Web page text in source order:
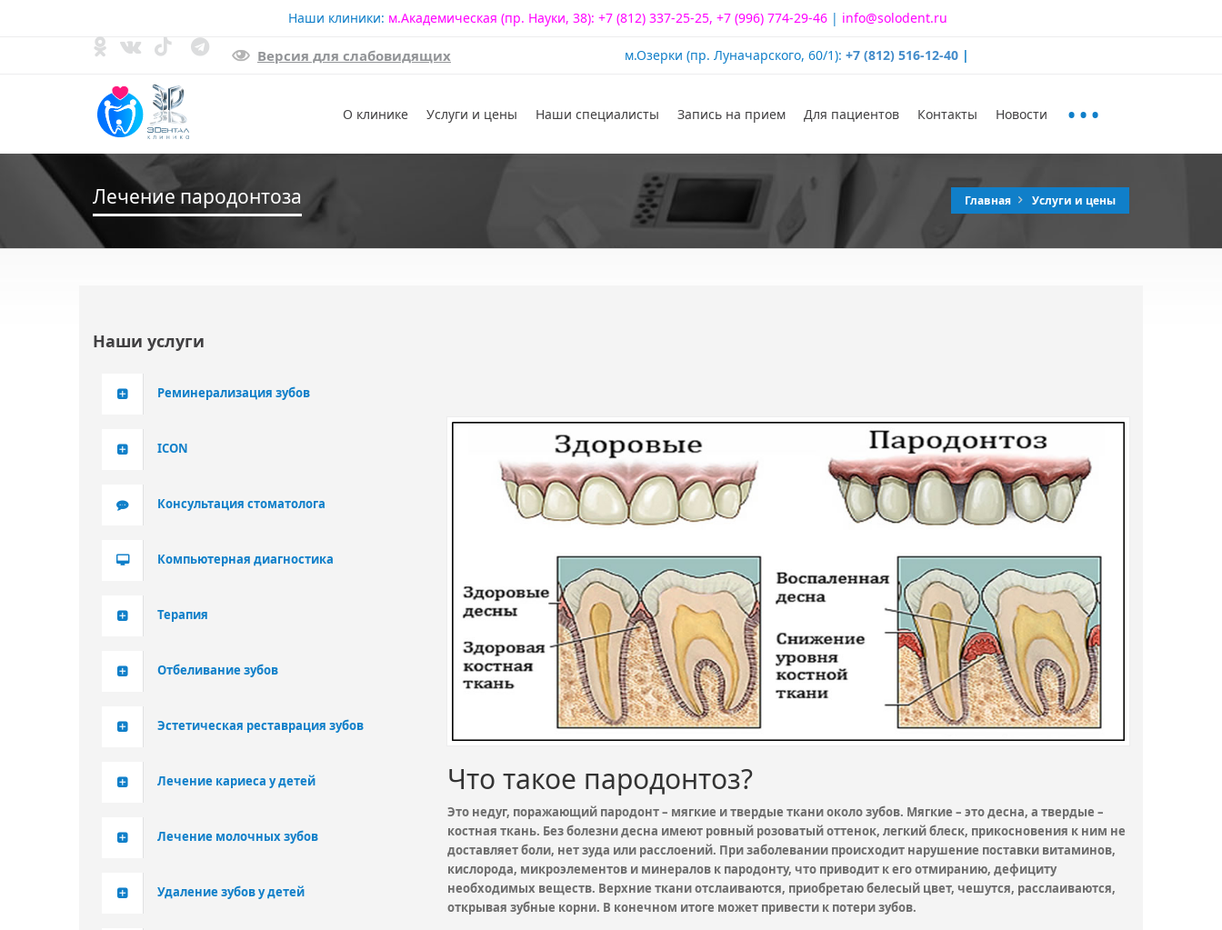
Наши клиники: м.Академическая (пр. Науки, 38): +7 (812) 337-25-25, +7 (996) 774-29-46 | info@solodent.ru
Версия для слабовидящих
Доступная среда
м.Озерки (пр. Луначарского, 60/1): +7 (812) 516-12-40 |
О клинике
Услуги и цены Наши специалисты Запись на прием Для пациентов Контакты Новости ...
Лечение пародонтоза Главная Услуги и цены
Наши услуги
Реминерализация зубов
ICON
Консультация стоматолога
Компьютерная диагностика
Терапия
Отбеливание зубов
Эстетическая реставрация зубов
Лечение кариеса у детей
Лечение молочных зубов
Удаление зубов у детей
Что такое пародонтоз?
Это недуг, поражающий пародонт – мягкие и твердые ткани около зубов. Мягкие – это десна, а твердые –
костная ткань. Без болезни десна имеют ровный розоватый оттенок, легкий блеск, прикосновения к ним не
доставляет боли, нет зуда или расслоений. При заболевании происходит нарушение поставки витаминов,
кислорода, микроэлементов и минералов к пародонту, что приводит к его отмиранию, дефициту
необходимых веществ. Верхние ткани отслаиваются, приобретаю белесый цвет, чешутся, расслаиваются,
открывая зубные корни. В конечном итоге может привести к потери зубов.